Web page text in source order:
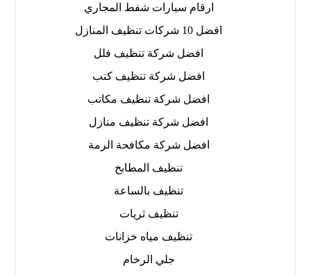
ارقام سيارات شفط المجاري
افضل 10 شركات تنظيف المنازل
افضل شركة تنظيف فلل
افضل شركة تنظيف كنب
افضل شركة تنظيف مكاتب
افضل شركة تنظيف منازل
افضل شركة مكافحة الرمة
تنظيف المطابخ
تنظيف بالساعة
تنظيف ثريات
تنظيف مياه خزانات
جلي الرخام